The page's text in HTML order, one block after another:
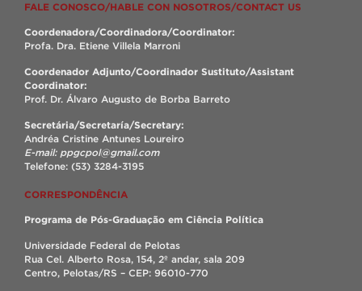
FALE CONOSCO/HABLE CON NOSOTROS/CONTACT US
Coordenadora/Coordinadora/Coordinator:
Profa. Dra. Etiene Villela Marroni
Coordenador Adjunto/Coordinador Sustituto/Assistant
Coordinator:
Prof. Dr. Álvaro Augusto de Borba Barreto
Secretária/Secretaría/Secretary:
Andréa Cristine Antunes Loureiro
E-mail: ppgcpol@gmail.com
Telefone: (53) 3284-3195
CORRESPONDÊNCIA
Programa de Pós-Graduação em Ciência Política
Universidade Federal de Pelotas
Rua Cel. Alberto Rosa, 154, 2º andar, sala 209
Centro, Pelotas/RS – CEP: 96010-770